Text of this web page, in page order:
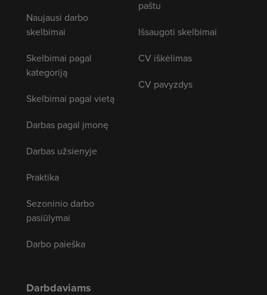
Naujausi darbo
skelbimai
Skelbimai pagal
kategoriją
Skelbimai pagal vietą
Darbas pagal įmonę
Darbas užsienyje
Praktika
Sezoninio darbo
pasiūlymai
Darbo paieška
paštu
Išsaugoti skelbimai
CV iškėlimas
CV pavyzdys
Darbdaviams